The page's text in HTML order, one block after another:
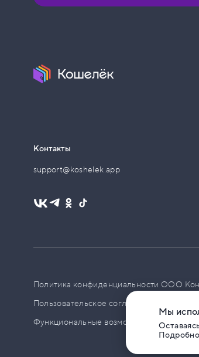
Контакты
support@koshelek.app
Политика конфиденциальности ООО
Пользовательское соглашение
Функциональные возможности ПО
Мы